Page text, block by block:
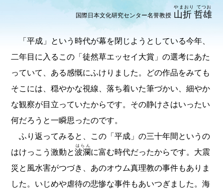
国際日本文化研究センター名誉教授 山折 哲雄
やまおり てつお
「平成」という時代が幕を閉じようとしている今年、
二年目に入るこの「徒然草エッセイ大賞」の選考にあた
っていて、ある感慨にふけりました。どの作品をみても
そこには、穏やかな視線、落ち着いた筆づかい、細やか
な観察が目立っていたからです。その静けさはいったい
何だろうと一瞬思ったのです。
ふり返ってみると、この「平成」の三十年間というの
はけっこう激動と波瀾
はらん
に富む時代だったからです。大震
災と風水害がつづき、あのオウム真理教の事件もありま
した。いじめや虐待の悲惨な事件もあいつぎました。海